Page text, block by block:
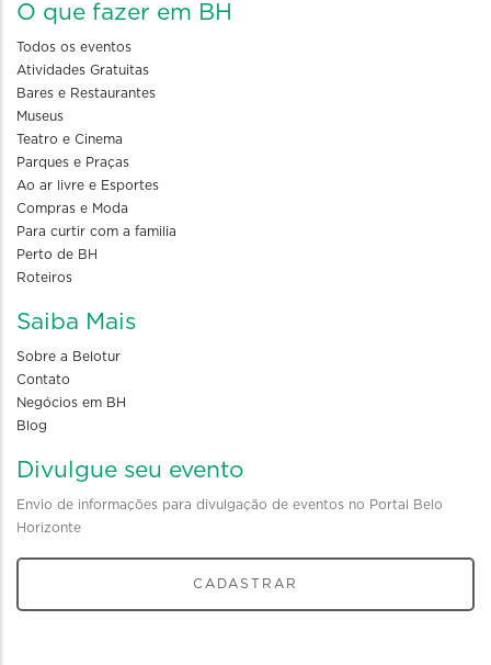
O que fazer em BH
Todos os eventos
Atividades Gratuitas
Bares e Restaurantes
Museus
Teatro e Cinema
Parques e Praças
Ao ar livre e Esportes
Compras e Moda
Para curtir com a familia
Perto de BH
Roteiros
Saiba Mais
Sobre a Belotur
Contato
Negócios em BH
Blog
Divulgue seu evento
Envio de informações para divulgação de eventos no Portal Belo
Horizonte
CADASTRAR